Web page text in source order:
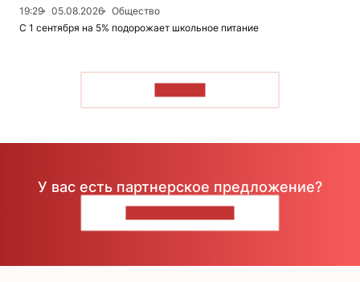
19:29
05.08.2026
Общество
С 1 сентября на 5% подорожает школьное питание
У вас есть партнерское предложение?